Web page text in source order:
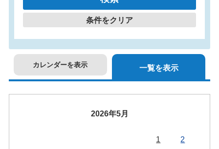
条件をクリア
カレンダーを表示 一覧を表示
2026年5月
1 2